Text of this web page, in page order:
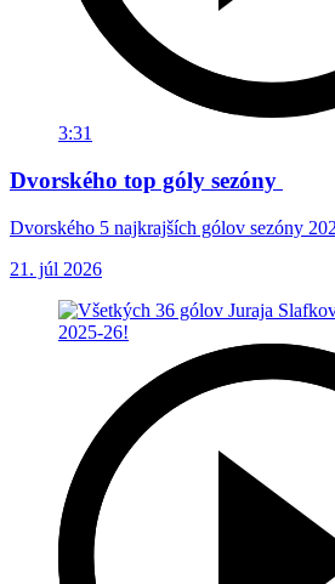
3:31
Dvorského top góly sezóny
Dvorského 5 najkrajších gólov sezóny
21. júl 2026